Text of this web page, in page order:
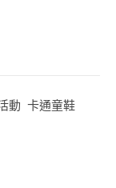
動 卡通童鞋